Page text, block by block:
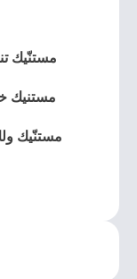
مستنّيك
مستنيك
مستنّيك